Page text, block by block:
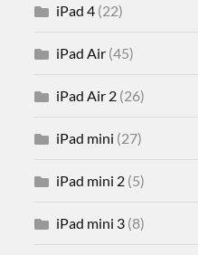
iPad 4 (22)
iPad Air (45)
iPad Air 2 (26)
iPad mini (27)
iPad mini 2 (5)
iPad mini 3 (8)